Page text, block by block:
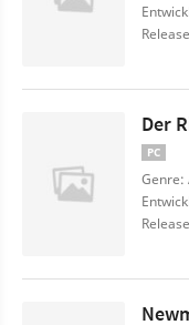
Der
PC
Genre: